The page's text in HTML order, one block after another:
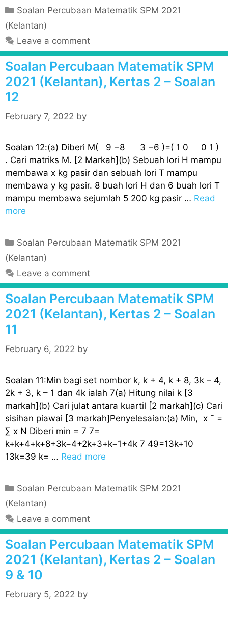
C
a
e
g
o
r
i
s
Soalan Percubaan Matematik SPM 2021
(Kelantan)
Leave a comment
Soalan Percubaan Matematik SPM
2021 (Kelantan), Kertas 2 – Soalan
12
February 7, 2022 by
Soalan 12:(a) Diberi M( 9 −8 3 −6 )=( 1 0 0 1 )
. Cari matriks M. [2 Markah](b) Sebuah lori H mampu
membawa x kg pasir dan sebuah lori T mampu
membawa y kg pasir. 8 buah lori H dan 6 buah lori T
mampu membawa sejumlah 5 200 kg pasir … Read
more
C
a
e
o
r
s
Soalan Percubaan Matematik SPM 2021
(Kelantan)
Leave a comment
Soalan Percubaan Matematik SPM
2021 (Kelantan), Kertas 2 – Soalan
11
February 6, 2022 by
Soalan 11:Min bagi set nombor k, k + 4, k + 8, 3k – 4,
2k + 3, k – 1 dan 4k ialah 7(a) Hitung nilai k [3
markah](b) Cari julat antara kuartil [2 markah](c) Cari
sisihan piawai [3 markah]Penyelesaian:(a) Min, x ¯ =
∑ x N Diberi min = 7 7=
k+k+4+k+8+3k−4+2k+3+k−1+4k 7 49=13k+10
13k=39 k= … Read more
C
a
e
g
o
r
i
s
Soalan Percubaan Matematik SPM 2021
(Kelantan)
Leave a comment
Soalan Percubaan Matematik SPM
2021 (Kelantan), Kertas 2 – Soalan
9 & 10
February 5, 2022 by